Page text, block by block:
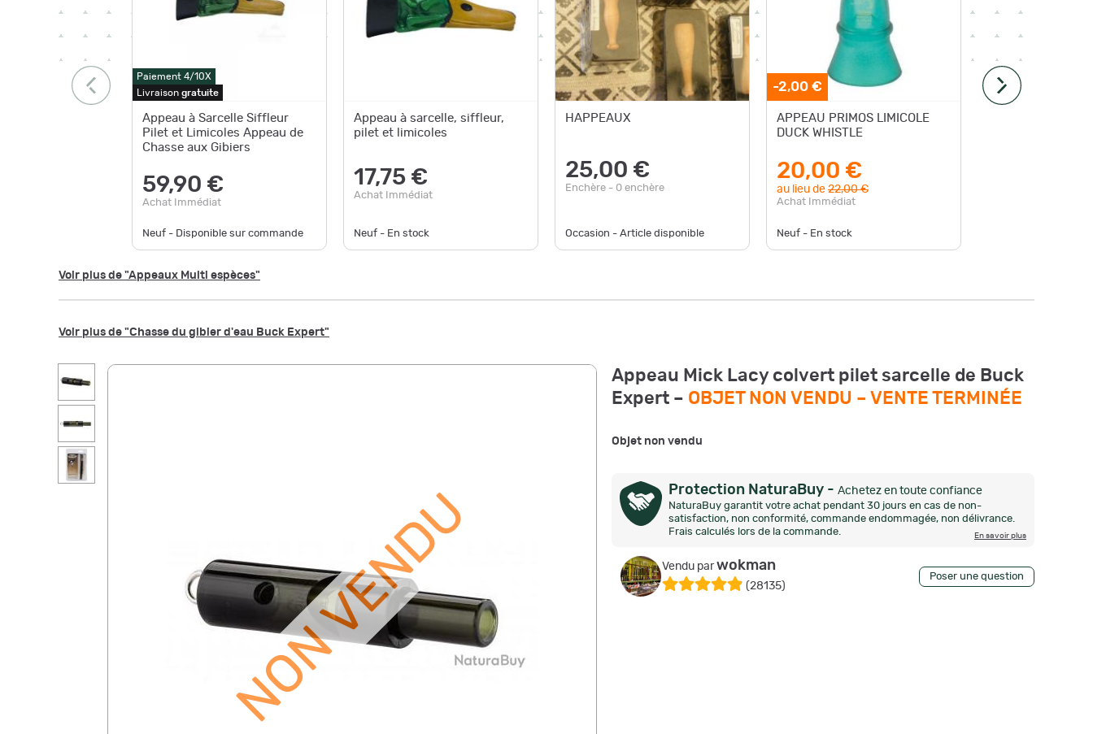
Paiement 4/10X
Livraison gratuite
Appeau à Sarcelle Siffleur
Pilet et Limicoles Appeau de
Chasse aux Gibiers
59,90 €
Achat Immédiat
Neuf - Disponible sur commande
Appeau à sarcelle, siffleur,
pilet et limicoles
17,75 €
Achat Immédiat
Neuf - En stock
HAPPEAUX
25,00 €
Enchère - 0 enchère
Occasion - Article disponible
-2,00 €
APPEAU PRIMOS LIMICOLE
DUCK WHISTLE
20,00 €
au lieu de 22,00 €
Achat Immédiat
Neuf - En stock
Voir plus de "Appeaux Multi espèces"
Voir plus de "Chasse du gibier d'eau Buck Expert"
NON VENDU
Appeau Mick Lacy colvert pilet sarcelle de Buck
Expert – OBJET NON VENDU – VENTE TERMINÉE
Objet non vendu
Protection NaturaBuy - Achetez en toute confiance
NaturaBuy garantit votre achat pendant 30 jours en cas de non-
satisfaction, non conformité, commande endommagée, non délivrance.
Frais calculés lors de la commande.
En savoir plus
Vendu parwokman
(28135)
Poser une question